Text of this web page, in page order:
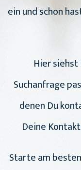
ein und schon
Hier siehst
Suchanfrage
denen Du
Deine
Starte am